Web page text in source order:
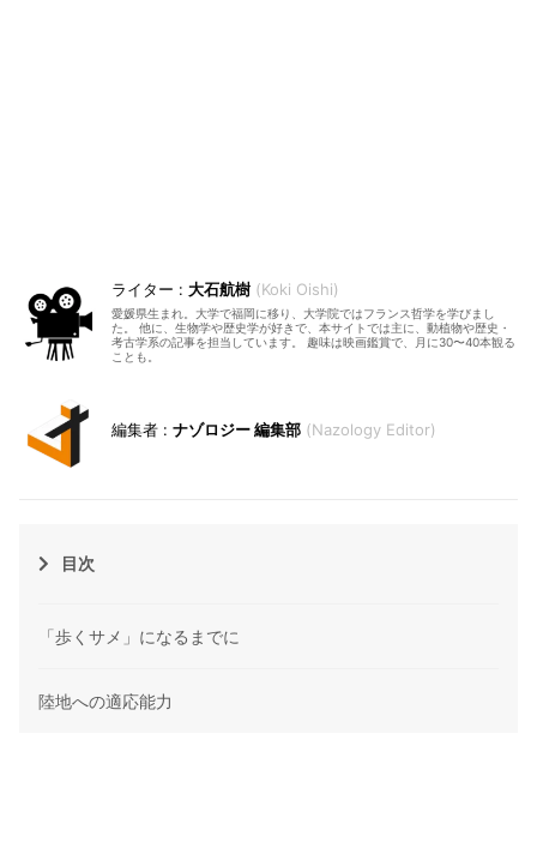
大石航樹 Koki Oishi
愛媛県生まれ。大学で福岡に移り、大学院ではフランス哲学を学びまし
た。 他に、生物学や歴史学が好きで、本サイトでは主に、動植物や歴史・
考古学系の記事を担当しています。 趣味は映画鑑賞で、月に30〜40本観る
ことも。
ナゾロジー 編集部 Nazology Editor
目次
「歩くサメ」になるまでに
陸地への適応能力